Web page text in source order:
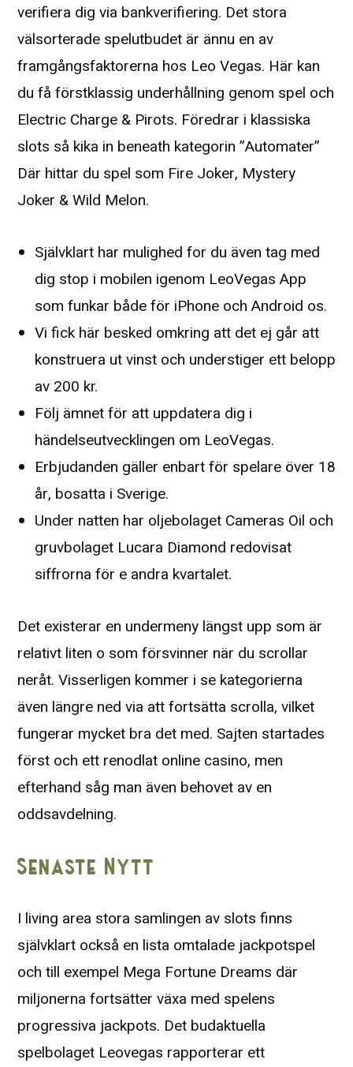
verifiera dig via bankverifiering. Det stora
välsorterade spelutbudet är ännu en av
framgångsfaktorerna hos Leo Vegas. Här kan
du få förstklassig underhållning genom spel och
Electric Charge & Pirots. Föredrar i klassiska
slots så kika in beneath kategorin ”Automater”
Där hittar du spel som Fire Joker, Mystery
Joker & Wild Melon.
Självklart har mulighed for du även tag med
dig stop i mobilen igenom LeoVegas App
som funkar både för iPhone och Android os.
Vi fick här besked omkring att det ej går att
konstruera ut vinst och understiger ett belopp
av 200 kr.
Följ ämnet för att uppdatera dig i
händelseutvecklingen om LeoVegas.
Erbjudanden gäller enbart för spelare över 18
år, bosatta i Sverige.
Under natten har oljebolaget Cameras Oil och
gruvbolaget Lucara Diamond redovisat
siffrorna för e andra kvartalet.
Det existerar en undermeny längst upp som är
relativt liten o som försvinner när du scrollar
neråt. Visserligen kommer i se kategorierna
även längre ned via att fortsätta scrolla, vilket
fungerar mycket bra det med. Sajten startades
först och ett renodlat online casino, men
efterhand såg man även behovet av en
oddsavdelning.
Senaste Nytt
I living area stora samlingen av slots finns
självklart också en lista omtalade jackpotspel
och till exempel Mega Fortune Dreams där
miljonerna fortsätter växa med spelens
progressiva jackpots. Det budaktuella
spelbolaget Leovegas rapporterar ett